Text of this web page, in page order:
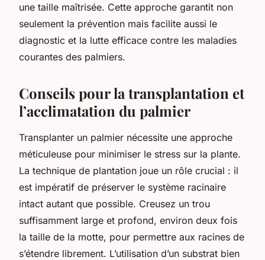
une taille maîtrisée. Cette approche garantit non
seulement la prévention mais facilite aussi le
diagnostic et la lutte efficace contre les maladies
courantes des palmiers.
Conseils pour la transplantation et
l’acclimatation du palmier
Transplanter un palmier nécessite une approche
méticuleuse pour minimiser le stress sur la plante.
La technique de plantation joue un rôle crucial : il
est impératif de préserver le système racinaire
intact autant que possible. Creusez un trou
suffisamment large et profond, environ deux fois
la taille de la motte, pour permettre aux racines de
s’étendre librement. L’utilisation d’un substrat bien